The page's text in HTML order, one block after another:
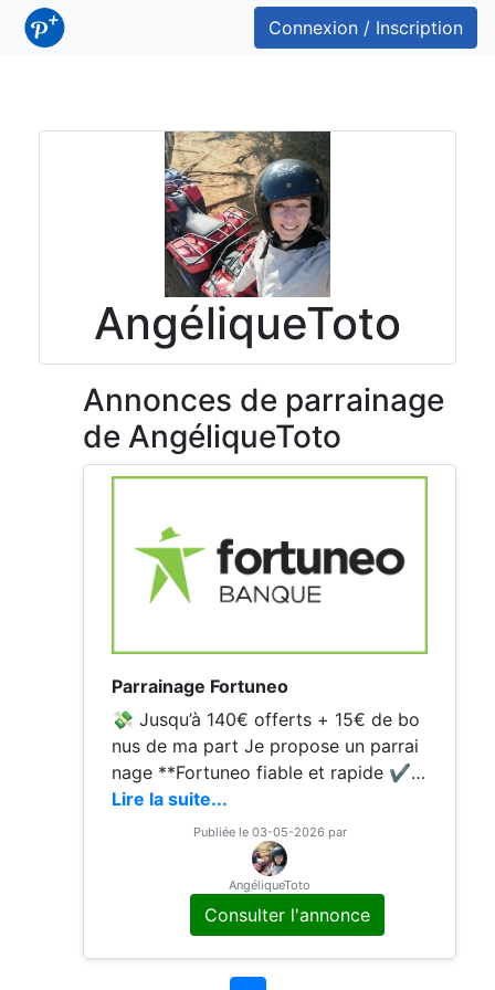
Connexion / Inscription
AngéliqueToto
Annonces de parrainage
de AngéliqueToto
Parrainage Fortuneo
💸 Jusqu’à 140€ offerts + 15€ de bo
nus de ma part Je propose un parrai
nage **Fortuneo fiable et rapide ✔️
Ouverture simple ✔️ Accompagneme
nt si besoin ✔️ Réponse rapide 👉 C
ode : 14041184 📩 Contacte-moi
Lire la suite...
Publiée le 03-05-2026 par
AngéliqueToto
Consulter l'annonce